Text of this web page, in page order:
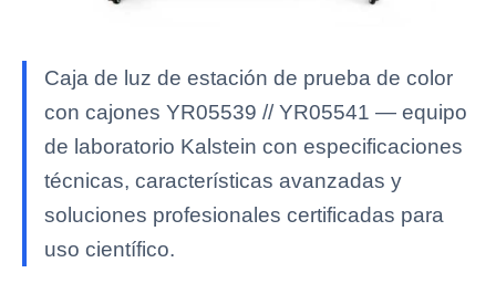
Caja de luz de estación de prueba de color
con cajones YR05539 // YR05541 — equipo
de laboratorio Kalstein con especificaciones
técnicas, características avanzadas y
soluciones profesionales certificadas para
uso científico.